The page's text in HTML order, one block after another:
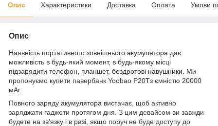
Опис Характеристики Доставка Оплата Умови
Опис
Наявність портативного зовнішнього акумулятора дає
можливість в будь-який момент, в будь-якому місці
підзарядити телефон, планшет, бездротові навушники . Ми
пропонуємо купити павербанк Yoobao P20Tз ємністю 20000
мАг.
Повного заряду акумулятора вистачає, щоб активно
заряджати гаджети протягом дня. З цим девайсом ви завжди
будете на зв'язку і в разі, якщо поруч не буде доступу до